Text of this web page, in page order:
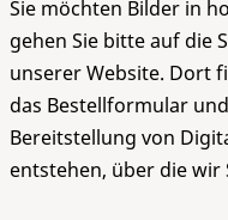
Sie möchten Bilder in
gehen Sie bitte auf die
unserer Website. Dort
das Bestellformular
Bereitstellung von
entstehen, über die